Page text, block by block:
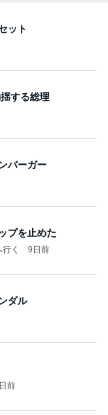
ット
する総理
バーガー
プを止めた
く 9日前
ダル
前